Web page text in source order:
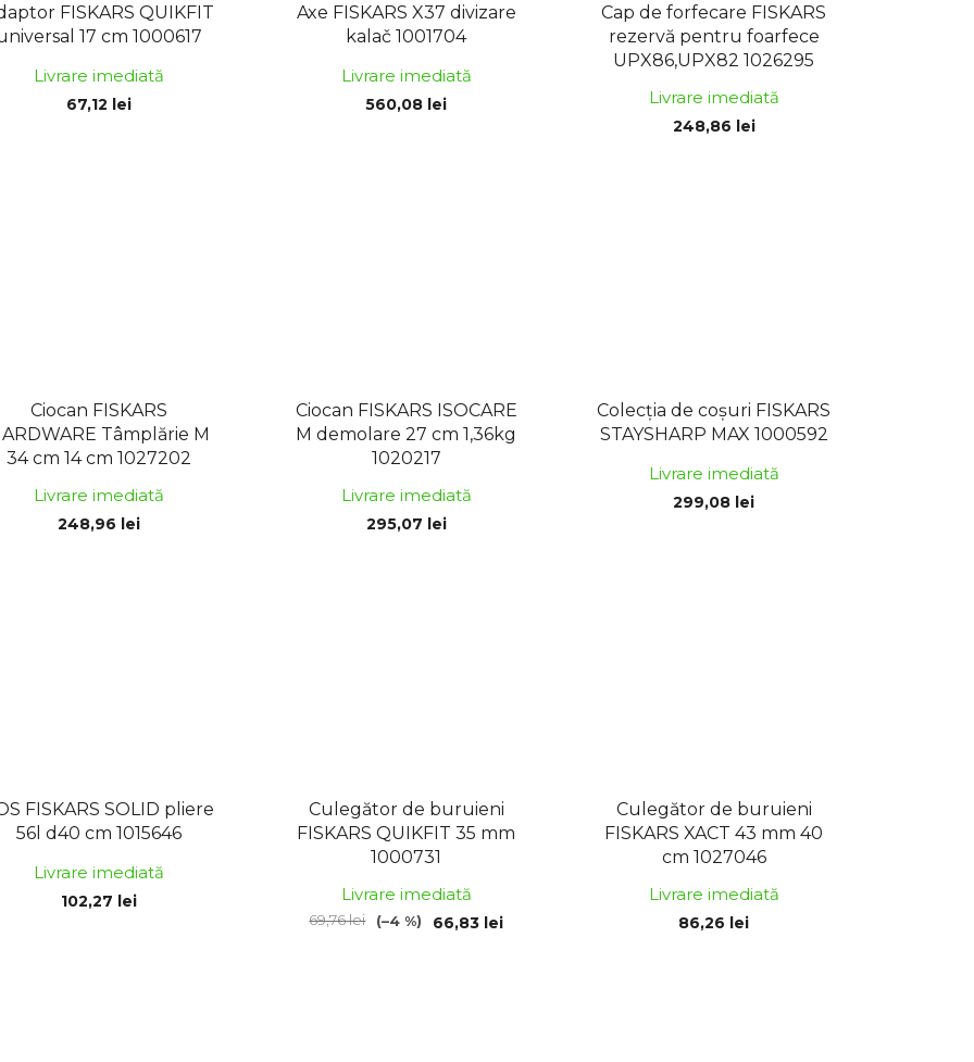
FISKARS QUIKFIT
17 cm 1000617
Livrare imediată
67,12 lei
Axe FISKARS X37 divizare
kalač 1001704
Livrare imediată
560,08 lei
Cap de forfecare FISKARS
rezervă pentru foarfece
UPX86,UPX82 1026295
Livrare imediată
248,86 lei
Ciocan FISKARS
Tâmplărie M
34 cm 14 cm 1027202
Livrare imediată
248,96 lei
Ciocan FISKARS ISOCARE
M demolare 27 cm 1,36kg
1020217
Livrare imediată
295,07 lei
Colecția de coșuri FISKARS
STAYSHARP MAX 1000592
Livrare imediată
299,08 lei
FISKARS SOLID pliere
56l d40 cm 1015646
Livrare imediată
102,27 lei
Culegător de buruieni
FISKARS QUIKFIT 35 mm
1000731
Livrare imediată
66,83 lei
69,76 lei (–4 %)
Culegător de buruieni
FISKARS XACT 43 mm 40
cm 1027046
Livrare imediată
86,26 lei